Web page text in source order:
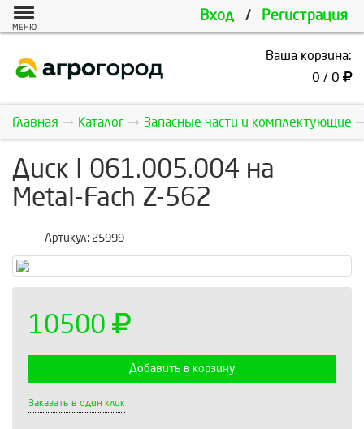
Вход / Регистрация
МЕНЮ
Ваша корзина:
0 / 0
Главная Каталог Запасные части и комплектующие
Диск I 061.005.004 на
Metal-Fach Z-562
Артикул: 25999
10500
Добавить в корзину
Заказать в один клик